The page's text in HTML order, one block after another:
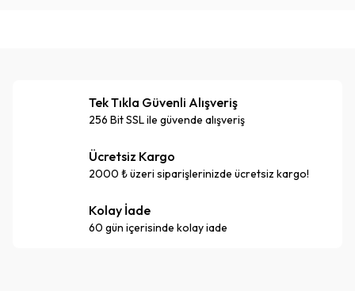
Tek Tıkla Güvenli Alışveriş
256 Bit SSL ile güvende alışveriş
Ücretsiz Kargo
2000 ₺ üzeri siparişlerinizde ücretsiz kargo!
Kolay İade
60 gün içerisinde kolay iade